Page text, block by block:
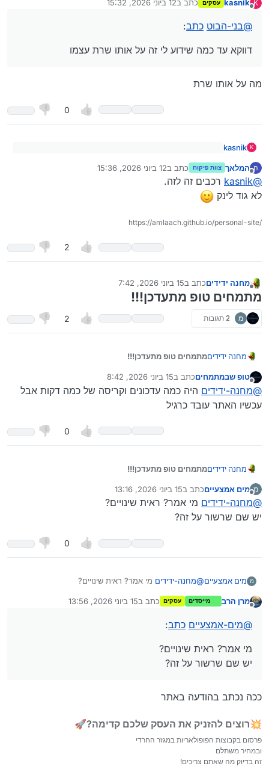
Spoiler
K
מנותק
kasnik עסקים כתב ב12 ביוני 2026, 15:32
נערך לאחרונה על ידי
@בני-הבוט כתב:
דווקא עד כמה שידוע לי זה על אותו שרת עצמו
מה על אותו שרת
0
K
kasnik
דווקא עד כמה שידוע לי זה על אותו שרת עצמו
מה על אותו שרת
ה
מנותק
המלאך צוות פיקוח כתב ב12 ביוני 2026, 15:36
נערך לאחרונה על ידי
@
kasnik רכבים זה לזה.
לא גוד לינק
https://amlaach.github.io/personal-site/
2
מנותק
מחנה ידידיםכתב ב15 ביוני 2026, 7:42
נערך לאחרונה על ידי מחנה ידידים
מתמחים טופ מתעדכן!!!
מ 2 תגובות 2
מחנה ידידיםמתמחים טופ מתעדכן!!!
מנותק
טופ שבמתמחיםכתב ב15 ביוני 2026, 8:42
נערך לאחרונה על ידי
@מחנה-ידידים היה כמה עדכונים וקריסה של כמה דקות אבל
עכשיו האתר עובד כרגיל
0
מחנה ידידיםמתמחים טופ מתעדכן!!!
מ מים אמצעייםכתב ב15 ביוני 2026, 13:16
נערך לאחרונה על ידי
@מחנה-ידידים מי אמר? ראית שינויים?
יש שם שרשור על זה?
0
מ מים אמצעיים@מחנה-ידידים מי אמר? ראית שינויים?
מנותק
מרן הרב מייסדים עסקים כתב ב15 ביוני 2026, 13:56
נערך לאחרונה על ידי
@מים-אמצעיים כתב:
מי אמר? ראית שינויים?
יש שם שרשור על זה?
ככה נכתב בהודעה באתר
💥רוצים להזניק את העסק שלכם קדימה?🚀
פרסום בקבוצות הפופולאריות במגזר החרדי
ובמחיר משתלם
זה בדיוק מה שאתם צריכים!